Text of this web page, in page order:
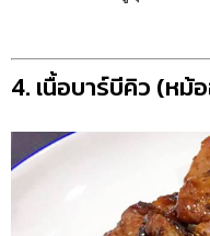
4. เนื้อบาร์บีคิว (หม้